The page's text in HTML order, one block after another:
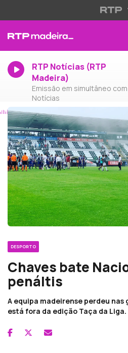
RTP Notícias (RTP
Madeira)
Emissão em simultâneo com
Notícias
DESPORTO
Chaves bate
penáltis
A equipa madeirense perdeu nas
está fora da edição Taça da Liga.